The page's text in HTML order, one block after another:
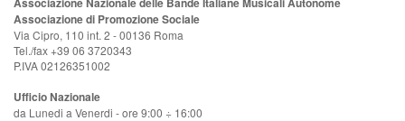
Associazione di Promozione Sociale
Via Cipro, 110 int. 2 - 00136 Roma
Tel./fax +39 06 3720343
P.IVA 02126351002
Ufficio Nazionale
da Lunedi a Venerdi - ore 9:00 ÷ 16:00